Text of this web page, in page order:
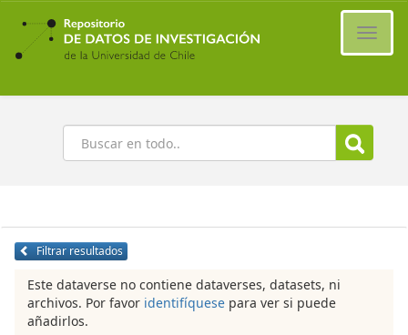
Ir
contenido
principal
Buscar
Filtrar resultados
Este dataverse no contiene dataverses, datasets, ni
archivos. Por favor identifíquese para ver si puede
añadirlos.